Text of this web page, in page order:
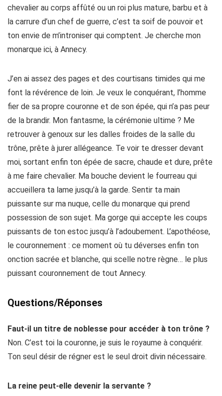
chevalier au corps affûté ou un roi plus mature, barbu et à
la carrure d’un chef de guerre, c’est ta soif de pouvoir et
ton envie de m’introniser qui comptent. Je cherche mon
monarque ici, à Annecy.
J’en ai assez des pages et des courtisans timides qui me
font la révérence de loin. Je veux le conquérant, l’homme
fier de sa propre couronne et de son épée, qui n’a pas peur
de la brandir. Mon fantasme, la cérémonie ultime ? Me
retrouver à genoux sur les dalles froides de la salle du
trône, prête à jurer allégeance. Te voir te dresser devant
moi, sortant enfin ton épée de sacre, chaude et dure, prête
à me faire chevalier. Ma bouche devient le fourreau qui
accueillera ta lame jusqu’à la garde. Sentir ta main
puissante sur ma nuque, celle du monarque qui prend
possession de son sujet. Ma gorge qui accepte les coups
puissants de ton estoc jusqu’à l’adoubement. L’apothéose,
le couronnement : ce moment où tu déverses enfin ton
onction sacrée et blanche, qui scelle notre règne… le plus
puissant couronnement de tout Annecy.
Questions/Réponses
Faut-il un titre de noblesse pour accéder à ton trône ?
Non. C’est toi la couronne, je suis le royaume à conquérir.
Ton seul désir de régner est le seul droit divin nécessaire.
La reine peut-elle devenir la servante ?